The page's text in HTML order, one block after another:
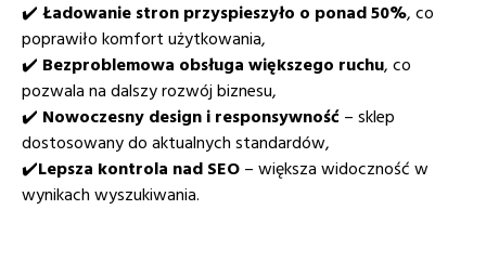
✔️ Ładowanie stron przyspieszyło o ponad 50%, co
poprawiło komfort użytkowania,
✔️ Bezproblemowa obsługa większego ruchu, co
pozwala na dalszy rozwój biznesu,
✔️ Nowoczesny design i responsywność – sklep
dostosowany do aktualnych standardów,
✔️Lepsza kontrola nad SEO – większa widoczność w
wynikach wyszukiwania.